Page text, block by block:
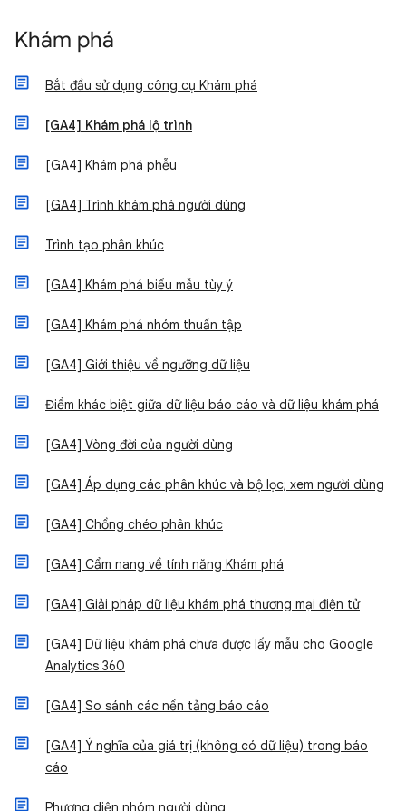
Khám phá
Bắt đầu sử dụng công cụ Khám phá
[GA4] Khám phá lộ trình
[GA4] Khám phá phễu
[GA4] Trình khám phá người dùng
Trình tạo phân khúc
[GA4] Khám phá biểu mẫu tùy ý
[GA4] Khám phá nhóm thuần tập
[GA4] Giới thiệu về ngưỡng dữ liệu
Điểm khác biệt giữa dữ liệu báo cáo và dữ liệu khám phá
[GA4] Vòng đời của người dùng
[GA4] Áp dụng các phân khúc và bộ lọc; xem người dùng
[GA4] Chồng chéo phân khúc
[GA4] Cẩm nang về tính năng Khám phá
[GA4] Giải pháp dữ liệu khám phá thương mại điện tử
[GA4] Dữ liệu khám phá chưa được lấy mẫu cho Google
Analytics 360
[GA4] So sánh các nền tảng báo cáo
[GA4] Ý nghĩa của giá trị (không có dữ liệu) trong báo
cáo
Phương diện nhóm người dùng